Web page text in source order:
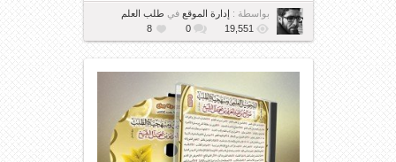
بواسطة : إدارة الموقعفي طلب العلم
19,551
0
8